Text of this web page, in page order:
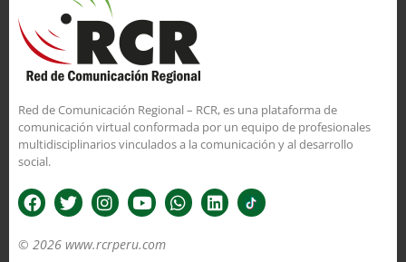
Red de Comunicación Regional – RCR, es una plataforma de
comunicación virtual conformada por un equipo de profesionales
multidisciplinarios vinculados a la comunicación y al desarrollo
social.
© 2026 www.rcrperu.com